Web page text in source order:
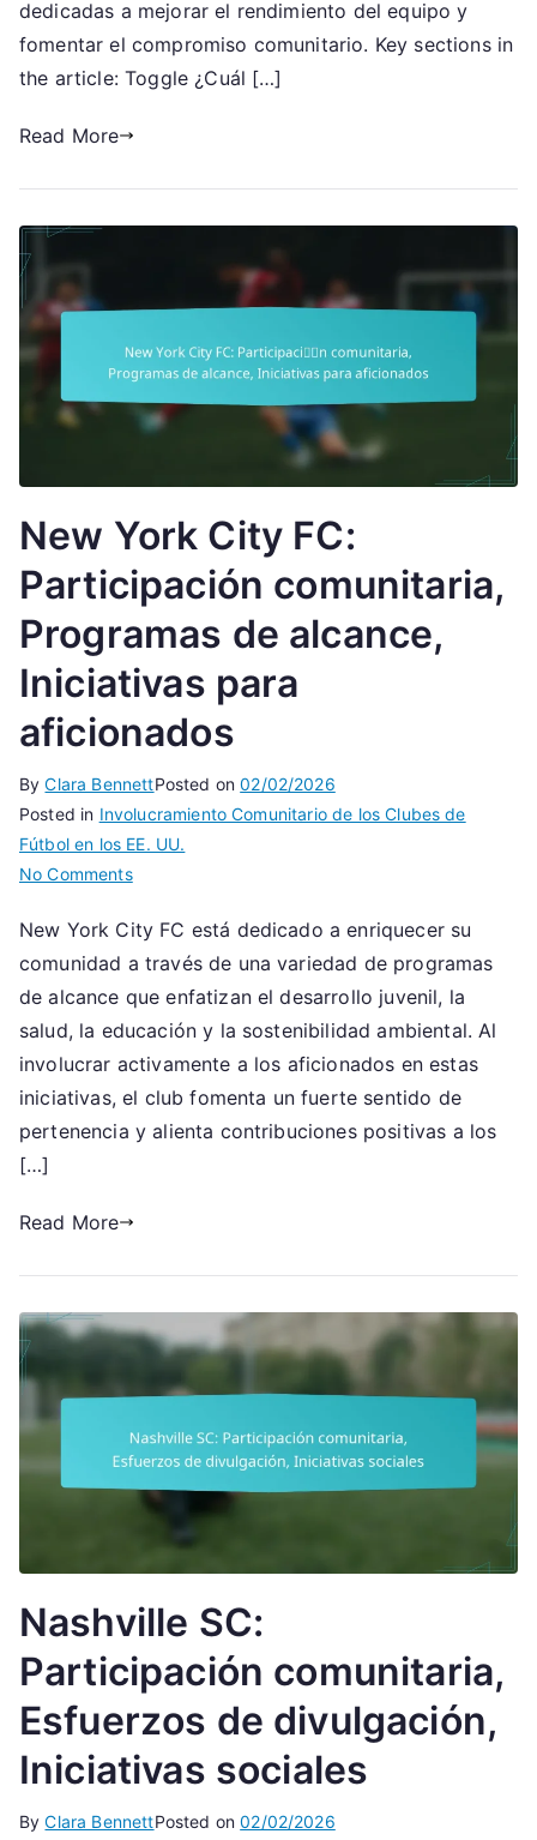
clave,
Divisiones
operativas
dedicadas a mejorar el rendimiento del equipo y
fomentar el compromiso comunitario. Key sections in
the article: Toggle ¿Cuál […]
Read More
New York City FC:
Participación comunitaria,
Programas de alcance,
Iniciativas para
aficionados
ByClara BennettPosted on02/02/2026
Posted in Involucramiento Comunitario de los Clubes de
Fútbol en los EE. UU.
No Commentson
York
City
FC:
Participación
comunitaria,
de
alcance,
New York City FC está dedicado a enriquecer su
comunidad a través de una variedad de programas
de alcance que enfatizan el desarrollo juvenil, la
salud, la educación y la sostenibilidad ambiental. Al
involucrar activamente a los aficionados en estas
iniciativas, el club fomenta un fuerte sentido de
pertenencia y alienta contribuciones positivas a los
[…]
Read More
Nashville SC:
Participación comunitaria,
Esfuerzos de divulgación,
Iniciativas sociales
ByClara BennettPosted on02/02/2026